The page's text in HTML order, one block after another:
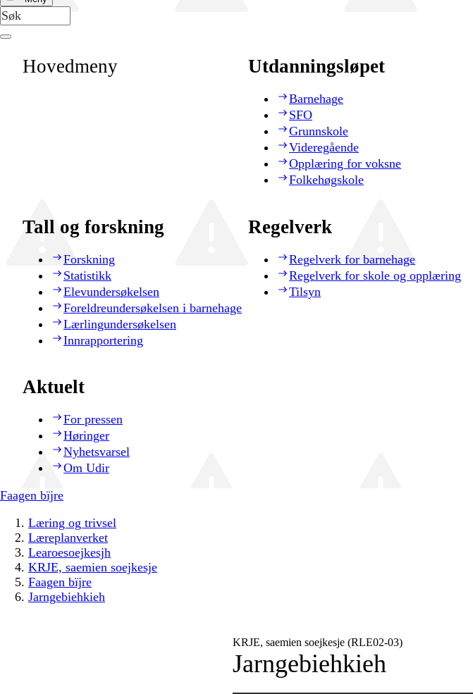
Hovedmeny Utdanningsløpet
Barnehage
SFO
Grunnskole
Videregående
Opplæring for voksne
Folkehøgskole
Tall og forskning
Forskning
Statistikk
Elevundersøkelsen
Foreldreundersøkelsen i barnehage
Lærlingundersøkelsen
Innrapportering
Regelverk
Regelverk for barnehage
Regelverk for skole og opplæring
Tilsyn
Aktuelt
For pressen
Høringer
Nyhetsvarsel
Om Udir
Faagen bïjre
Læring og trivsel
Læreplanverket
Learoesoejkesjh
KRJE, saemien soejkesje
Faagen bïjre
Jarngebiehkieh
KRJE, saemien soejkesje (RLE02‑03)
Jarngebiehkieh